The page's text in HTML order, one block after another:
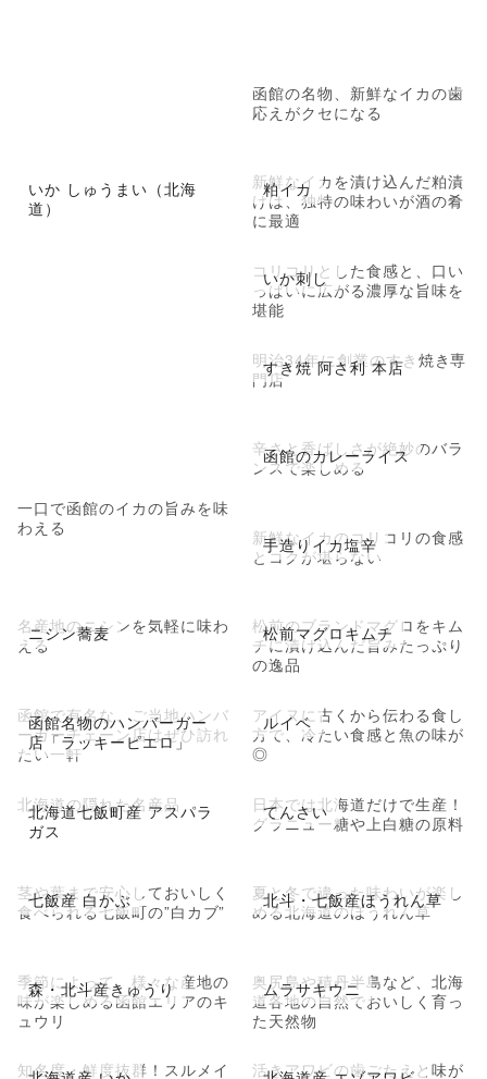
函館の名物、新鮮なイカの歯
応えがクセになる
いか しゅうまい（北海
道）
一口で函館のイカの旨みを味
わえる
粕イカ
新鮮なイカを漬け込んだ粕漬
けは、独特の味わいが酒の肴
に最適
いか刺し
コリコリとした食感と、口い
っぱいに広がる濃厚な旨味を
堪能
すき焼 阿さ利 本店
明治34年に創業のすき焼き専
門店
函館のカレーライス
辛さと香ばしさが絶妙のバラ
ンスで楽しめる
手造りイカ塩辛
新鮮なイカのコリコリの食感
とコクが堪らない
ニシン蕎麦
名産地のニシンを気軽に味わ
える
松前マグロキムチ
松前のブランドマグロをキム
チに漬け込んだ旨みたっぷり
の逸品
函館名物のハンバーガー
店「ラッキーピエロ」
函館で有名な、ご当地ハンバ
ーガーチェーン店はぜひ訪れ
たい一軒
ルイベ
アイヌに古くから伝わる食し
方で、冷たい食感と魚の味が
◎
北海道七飯町産 アスパラ
ガス
北海道の隠れた名産品 てんさい
日本では北海道だけで生産！
グラニュー糖や上白糖の原料
七飯産 白かぶ
茎や葉まで安心しておいしく
食べられる七飯町の”白カブ”
北斗・七飯産ほうれん草
夏と冬で違った味わいが楽し
める北海道のほうれん草
森・北斗産きゅうり
季節によって、様々な産地の
味が楽しめる函館エリアのキ
ュウリ
ムラサキウニ
奥尻島や積丹半島など、北海
道各地の自然でおいしく育っ
た天然物
知名度・鮮度抜群！スルメイ
活きアワビの歯ごたえと味が